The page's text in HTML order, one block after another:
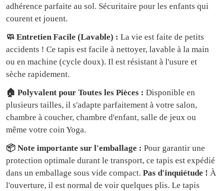
adhérence parfaite au sol. Sécuritaire pour les enfants qui
courent et jouent.
🧼 Entretien Facile (Lavable) : La vie est faite de petits
accidents ! Ce tapis est facile à nettoyer, lavable à la main
ou en machine (cycle doux). Il est résistant à l'usure et
sèche rapidement.
🏠 Polyvalent pour Toutes les Pièces : Disponible en
plusieurs tailles, il s'adapte parfaitement à votre salon,
chambre à coucher, chambre d'enfant, salle de jeux ou
même votre coin Yoga.
📦 Note importante sur l'emballage : Pour garantir une
protection optimale durant le transport, ce tapis est expédié
dans un emballage sous vide compact. Pas d'inquiétude ! À
l'ouverture, il est normal de voir quelques plis. Le tapis